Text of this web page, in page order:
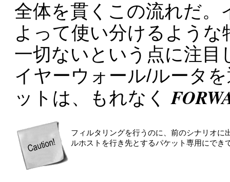
全体を貫くこの流れだ
よって使い分けるよう
一切ないという点に注
イヤーウォール/ルータ
ットは、もれなく
フィルタリングを行うのに、前のシナリオに
ルホストを行き先とするパケット専用にでき